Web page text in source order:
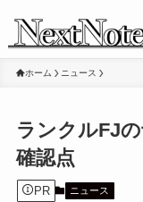
ホーム ニュース
ランクルFJ
確認点
PR ニュース